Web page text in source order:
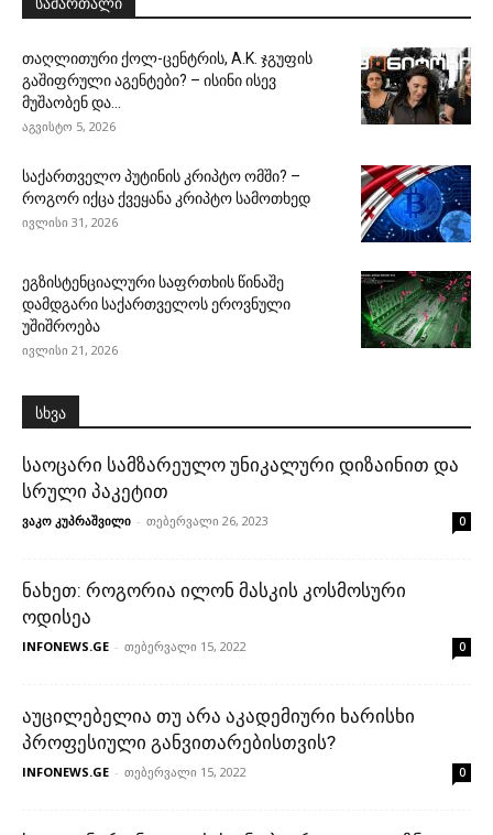
თაღლითური ქოლ-ცენტრის, A.K. ჯგუფის
გაშიფრული აგენტები? – ისინი ისევ
მუშაობენ და...
აგვისტო 5, 2026
საქართველო პუტინის კრიპტო ომში? –
როგორ იქცა ქვეყანა კრიპტო სამოთხედ
ივლისი 31, 2026
ეგზისტენციალური საფრთხის წინაშე
დამდგარი საქართველოს ეროვნული
უშიშროება
ივლისი 21, 2026
სხვა
საოცარი სამზარეულო უნიკალური დიზაინით და
სრული პაკეტით
ვაკო კუპრაშვილი - თებერვალი 26, 2023 0
ნახეთ: როგორია ილონ მასკის კოსმოსური
ოდისეა
INFONEWS.GE - თებერვალი 15, 2022 0
აუცილებელია თუ არა აკადემიური ხარისხი
პროფესიული განვითარებისთვის?
INFONEWS.GE - თებერვალი 15, 2022 0